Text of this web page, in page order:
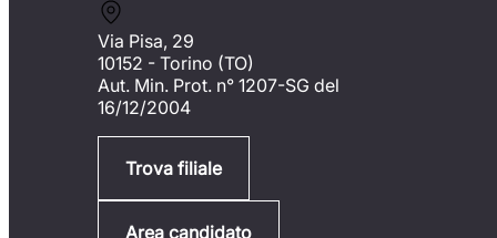
Via Pisa, 29
10152 - Torino (TO)
Aut. Min. Prot. n° 1207-SG del
16/12/2004
Trova filiale
Area candidato